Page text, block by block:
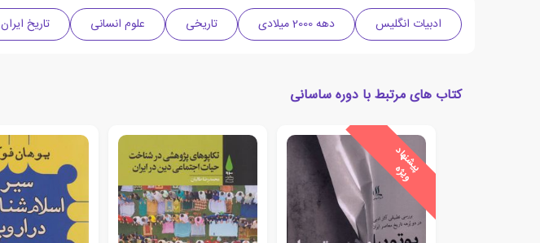
ادبیات انگلیس دهه 2000 میلادی تاریخی علوم انسانی تاریخ ایران
کتاب های مرتبط با دوره ساسانی
پ
ی
ش
ن
ه
ا
د
و
ی
ژ
ه